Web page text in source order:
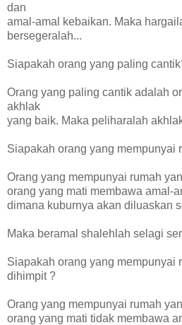
dan
amal-amal kebaikan. Maka
bersegeralah...
Siapakah orang yang paling
Orang yang paling cantik adalah
akhlak
yang baik. Maka peliharalah
Siapakah orang yang mempunyai
Orang yang mempunyai rumah
orang yang mati membawa amal-
dimana kuburnya akan diluaskan
Maka beramal shalehlah selagi
Siapakah orang yang mempunyai
dihimpit ?
Orang yang mempunyai rumah
orang yang mati tidak membawa